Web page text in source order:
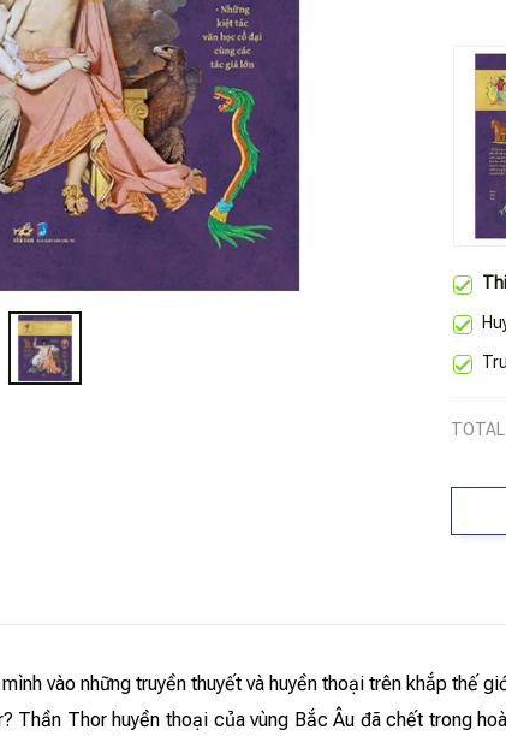
TOTAL
vào những truyền thuyết và huyền thoại trên khắp thế
Thần Thor huyền thoại của vùng Bắc Âu đã chết trong